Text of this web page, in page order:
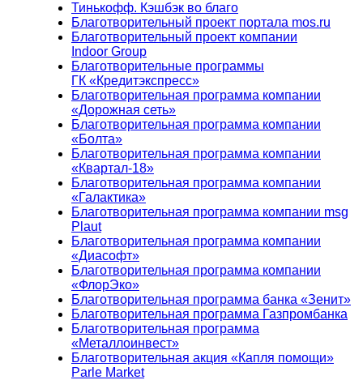
Тинькофф. Кэшбэк во благо
Благотворительный проект портала mos.ru
Благотворительный проект компании
Indoor Group
Благотворительные программы
ГК «Кредитэкспресс»
Благотворительная программа компании
«Дорожная сеть»
Благотворительная программа компании
«Болта»
Благотворительная программа компании
«Квартал-18»
Благотворительная программа компании
«Галактика»
Благотворительная программа компании msg
Plaut
Благотворительная программа компании
«Диасофт»
Благотворительная программа компании
«ФлорЭко»
Благотворительная программа банка «Зенит»
Благотворительная программа Газпромбанка
Благотворительная программа
«Металлоинвест»
Благотворительная акция «Капля помощи»
Parle Market